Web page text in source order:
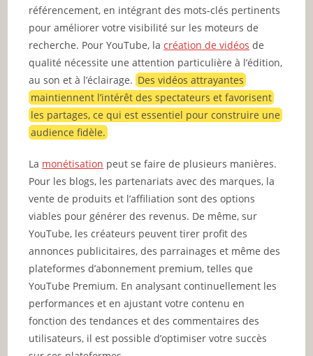
référencement, en intégrant des mots-clés pertinents
pour améliorer votre visibilité sur les moteurs de
recherche. Pour YouTube, lacréation de vidéos de
qualité nécessite une attention particulière à l’édition,
au son et à l’éclairage.Des vidéos attrayantes
maintiennent l’intérêt des spectateurs et favorisent
les partages, ce qui est essentiel pour construire une
audience fidèle.
La monétisation peut se faire de plusieurs manières.
Pour les blogs, les partenariats avec des marques, la
vente de produits et l’affiliation sont des options
viables pour générer des revenus. De même, sur
YouTube, les créateurs peuvent tirer profit des
annonces publicitaires, des parrainages et même des
plateformes d’abonnement premium, telles que
YouTube Premium. En analysant continuellement les
performances et en ajustant votre contenu en
fonction des tendances et des commentaires des
utilisateurs, il est possible d’optimiser votre succès